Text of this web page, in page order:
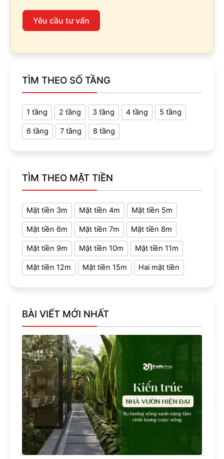
Yêu cầu tư vấn
TÌM THEO SỐ TẦNG
1 tầng 2 tầng 3 tầng 4 tầng 5 tầng
6 tầng 7 tầng 8 tầng
TÌM THEO MẶT TIỀN
Mặt tiền 3m Mặt tiền 4m Mặt tiền 5m
Mặt tiền 6m Mặt tiền 7m Mặt tiền 8m
Mặt tiền 9m Mặt tiền 10m Mặt tiền 11m
Mặt tiền 12m Mặt tiền 15m Hai mặt tiền
BÀI VIẾT MỚI NHẤT